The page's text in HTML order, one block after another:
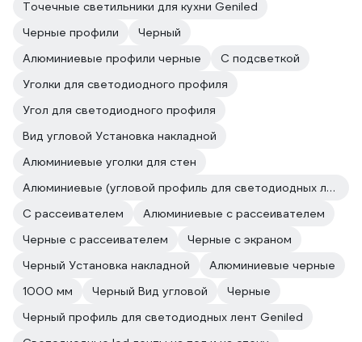
Точечные светильники для кухни Geniled
Черные профили
Черный
Алюминиевые профили черные
С подсветкой
Уголки для светодиодного профиля
Угол для светодиодного профиля
Вид угловой Установка накладной
Алюминиевые уголки для стен
Алюминиевые (угловой профиль для светодиодных лент)
С рассеивателем
Алюминиевые с рассеивателем
Черные с рассеивателем
Черные с экраном
Черный Установка накладной
Алюминиевые черные
1000 мм
Черный Вид угловой
Черные
Черный профиль для светодиодных лент Geniled